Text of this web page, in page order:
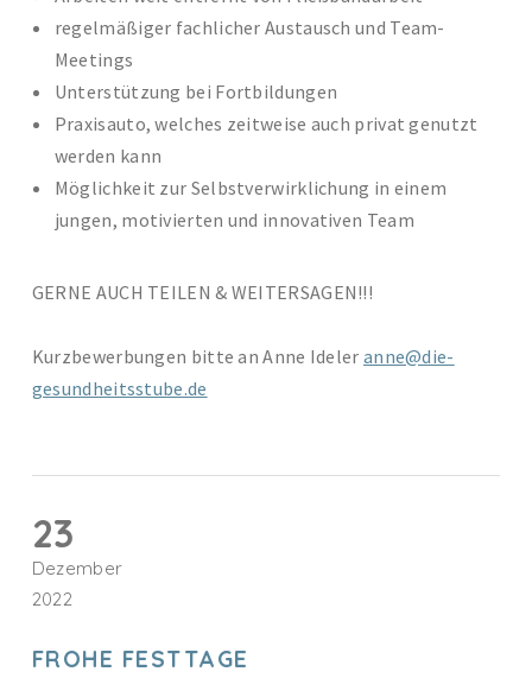
regelmäßiger fachlicher Austausch und Team-
Meetings
Unterstützung bei Fortbildungen
Praxisauto, welches zeitweise auch privat genutzt
werden kann
Möglichkeit zur Selbstverwirklichung in einem
jungen, motivierten und innovativen Team
GERNE AUCH TEILEN & WEITERSAGEN!!!
Kurzbewerbungen bitte an Anne Ideler anne@die-
gesundheitsstube.de
23
Dezember
2022
FROHE FESTTAGE